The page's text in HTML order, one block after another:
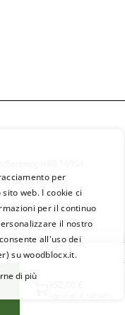
2026
per
web. I cookie ci
per il continuo
il nostro
all'uso dei
su woodblocx.it.
di più